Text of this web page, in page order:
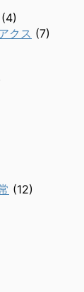
(4)
クス (7)
(12)